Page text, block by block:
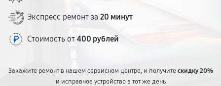
Экспресс ремонт за 20 минут
Стоимость от 400 рублей
Закажите ремонт в нашем сервисном центре, и получитескидку 20%
и исправное устройство в тот же день